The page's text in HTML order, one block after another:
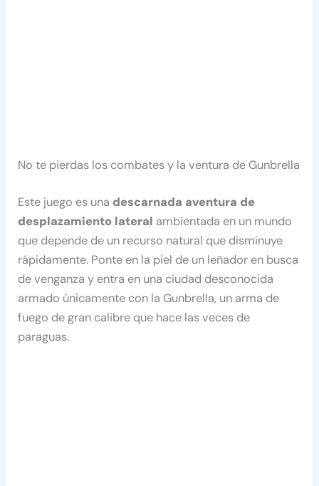
No te pierdas los combates y la ventura de Gunbrella
Este juego es una descarnada aventura de
desplazamiento lateral ambientada en un mundo
que depende de un recurso natural que disminuye
rápidamente. Ponte en la piel de un leñador en busca
de venganza y entra en una ciudad desconocida
armado únicamente con la Gunbrella, un arma de
fuego de gran calibre que hace las veces de
paraguas.